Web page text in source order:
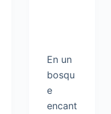
En un
bosqu
e
encant